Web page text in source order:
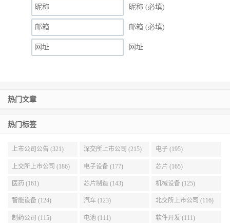
昵称 (必填)
邮箱 (必填)
网址
热门文章
热门标签
上市公司公告 (321) 深交所上市公司 (215) 电子 (195)
上交所上市公司 (186) 电子设备 (177) 芯片 (165)
医药 (161) 芯片制造 (143) 机械设备 (125)
智能设备 (124) 汽车 (123) 北交所上市公司 (116)
制药公司 (115) 电池 (111) 软件开发 (111)